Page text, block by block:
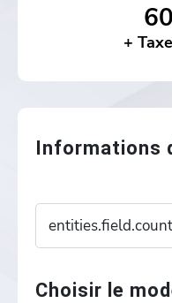
+
Informations
Choisir le